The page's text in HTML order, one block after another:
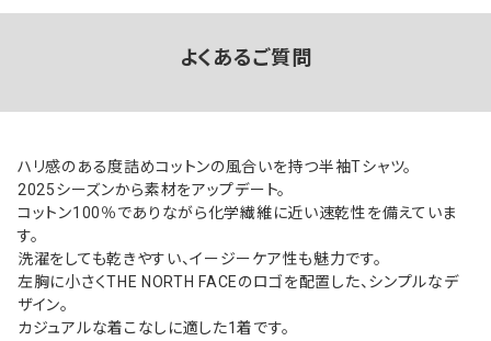
よくあるご質問
ハリ感のある度詰めコットンの風合いを持つ半袖Tシャツ。
2025シーズンから素材をアップデート。
コットン100％でありながら化学繊維に近い速乾性を備えていま
す。
洗濯をしても乾きやすい、イージーケア性も魅力です。
左胸に小さくTHE NORTH FACEのロゴを配置した、シンプルなデ
ザイン。
カジュアルな着こなしに適した1着です。